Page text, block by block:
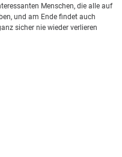
Menschen, die alle auf
und am Ende findet auch
sicher nie wieder verlieren